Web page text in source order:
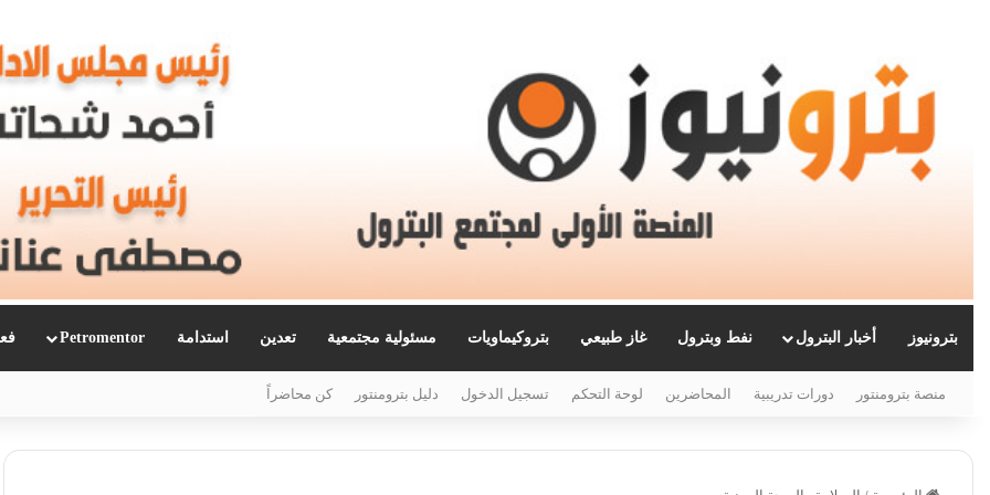
بترونيوز أخبار البترول نفط وبترول غاز طبيعي بتروكيماويات مسئولية مجتمعية تعدين استدامة Petromentor
منصة بترومنتور دورات تدريبية المحاضرين لوحة التحكم تسجيل الدخول دليل بترومنتور كن محاضراً